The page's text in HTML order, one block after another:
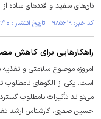
نان‌های سفید و قندهای ساده
کد خبر: ۹۸۵۶۱۹ تاریخ انتشار : ۱۴۰۴/۰۲/۱۰
‌راهکار‌هایی برای کاهش
امروزه موضوع سلامتی و تغذیه
است. یکی از الگوهای نامطلوب
می‌تواند تأثیرات نامطلوب
حسین صفری، کارشناس ارشد